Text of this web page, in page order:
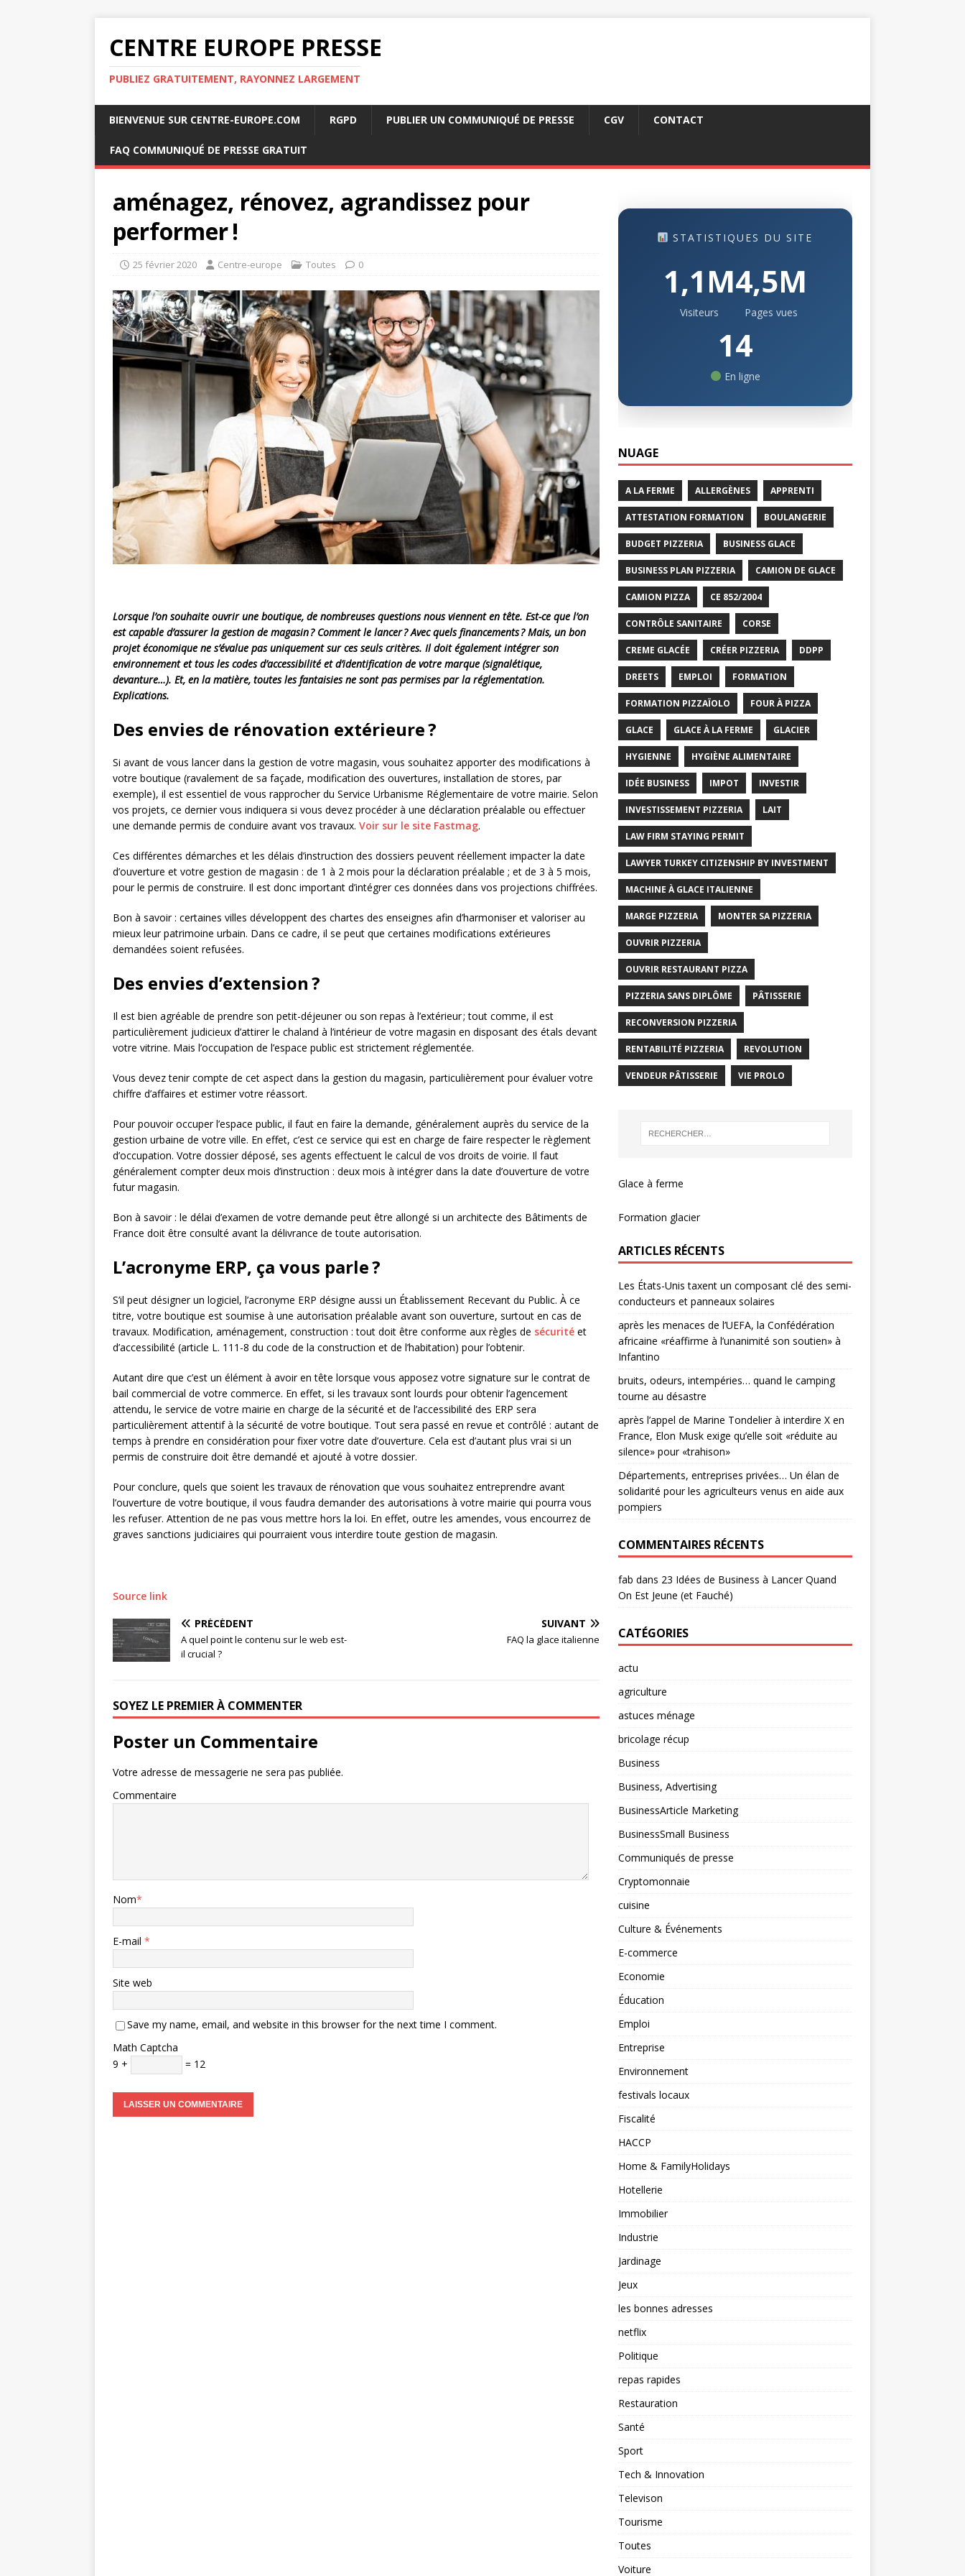
CENTRE EUROPE PRESSE
PUBLIEZ GRATUITEMENT, RAYONNEZ LARGEMENT
BIENVENUE SUR CENTRE-EUROPE.COM RGPD PUBLIER UN COMMUNIQUÉ DE PRESSE CGV CONTACT
FAQ COMMUNIQUÉ DE PRESSE GRATUIT
aménagez, rénovez, agrandissez pour
performer !
25 février 2020 Centre-europe Toutes 0
Lorsque l’on souhaite ouvrir une boutique, de nombreuses questions nous viennent en tête. Est-ce que l’on
est capable d’assurer la gestion de magasin ? Comment le lancer ? Avec quels financements ? Mais, un bon
projet économique ne s’évalue pas uniquement sur ces seuls critères. Il doit également intégrer son
environnement et tous les codes d’accessibilité et d’identification de votre marque (signalétique,
devanture…). Et, en la matière, toutes les fantaisies ne sont pas permises par la réglementation.
Explications.
Des envies de rénovation extérieure ?
Si avant de vous lancer dans la gestion de votre magasin, vous souhaitez apporter des modifications à
votre boutique (ravalement de sa façade, modification des ouvertures, installation de stores, par
exemple), il est essentiel de vous rapprocher du Service Urbanisme Réglementaire de votre mairie. Selon
vos projets, ce dernier vous indiquera si vous devez procéder à une déclaration préalable ou effectuer
une demande permis de conduire avant vos travaux. Voir sur le site Fastmag.
Ces différentes démarches et les délais d’instruction des dossiers peuvent réellement impacter la date
d’ouverture et votre gestion de magasin : de 1 à 2 mois pour la déclaration préalable ; et de 3 à 5 mois,
pour le permis de construire. Il est donc important d’intégrer ces données dans vos projections chiffrées.
Bon à savoir : certaines villes développent des chartes des enseignes afin d’harmoniser et valoriser au
mieux leur patrimoine urbain. Dans ce cadre, il se peut que certaines modifications extérieures
demandées soient refusées.
Des envies d’extension ?
Il est bien agréable de prendre son petit-déjeuner ou son repas à l’extérieur ; tout comme, il est
particulièrement judicieux d’attirer le chaland à l’intérieur de votre magasin en disposant des étals devant
votre vitrine. Mais l’occupation de l’espace public est strictement réglementée.
Vous devez tenir compte de cet aspect dans la gestion du magasin, particulièrement pour évaluer votre
chiffre d’affaires et estimer votre réassort.
Pour pouvoir occuper l’espace public, il faut en faire la demande, généralement auprès du service de la
gestion urbaine de votre ville. En effet, c’est ce service qui est en charge de faire respecter le règlement
d’occupation. Votre dossier déposé, ses agents effectuent le calcul de vos droits de voirie. Il faut
généralement compter deux mois d’instruction : deux mois à intégrer dans la date d’ouverture de votre
futur magasin.
Bon à savoir : le délai d’examen de votre demande peut être allongé si un architecte des Bâtiments de
France doit être consulté avant la délivrance de toute autorisation.
L’acronyme ERP, ça vous parle ?
S’il peut désigner un logiciel, l’acronyme ERP désigne aussi un Établissement Recevant du Public. À ce
titre, votre boutique est soumise à une autorisation préalable avant son ouverture, surtout en cas de
travaux. Modification, aménagement, construction : tout doit être conforme aux règles de sécurité et
d’accessibilité (article L. 111-8 du code de la construction et de l’habitation) pour l’obtenir.
Autant dire que c’est un élément à avoir en tête lorsque vous apposez votre signature sur le contrat de
bail commercial de votre commerce. En effet, si les travaux sont lourds pour obtenir l’agencement
attendu, le service de votre mairie en charge de la sécurité et de l’accessibilité des ERP sera
particulièrement attentif à la sécurité de votre boutique. Tout sera passé en revue et contrôlé : autant de
temps à prendre en considération pour fixer votre date d’ouverture. Cela est d’autant plus vrai si un
permis de construire doit être demandé et ajouté à votre dossier.
Pour conclure, quels que soient les travaux de rénovation que vous souhaitez entreprendre avant
l’ouverture de votre boutique, il vous faudra demander des autorisations à votre mairie qui pourra vous
les refuser. Attention de ne pas vous mettre hors la loi. En effet, outre les amendes, vous encourrez de
graves sanctions judiciaires qui pourraient vous interdire toute gestion de magasin.
Source link
PRÉCÉDENT
A quel point le contenu sur le web est-
il crucial ?
SUIVANT
FAQ la glace italienne
SOYEZ LE PREMIER À COMMENTER
Poster un Commentaire
Votre adresse de messagerie ne sera pas publiée.
Commentaire
Nom*
E-mail *
Site web
Save my name, email, and website in this browser for the next time I comment.
Math Captcha
9 +
= 12
STATISTIQUES DU SITE
1,1M
Visiteurs
4,5M
Pages vues
14
En ligne
NUAGE
A LA FERME ALLERGÈNES APPRENTI
ATTESTATION FORMATION BOULANGERIE
BUDGET PIZZERIA BUSINESS GLACE
BUSINESS PLAN PIZZERIA CAMION DE GLACE
CAMION PIZZA CE 852/2004
CONTRÔLE SANITAIRE CORSE
CREME GLACÉE CRÉER PIZZERIA DDPP
DREETS EMPLOI FORMATION
FORMATION PIZZAÏOLO FOUR À PIZZA
GLACE GLACE À LA FERME GLACIER
HYGIENNE HYGIÈNE ALIMENTAIRE
IDÉE BUSINESS IMPOT INVESTIR
INVESTISSEMENT PIZZERIA LAIT
LAW FIRM STAYING PERMIT
LAWYER TURKEY CITIZENSHIP BY INVESTMENT
MACHINE À GLACE ITALIENNE
MARGE PIZZERIA MONTER SA PIZZERIA
OUVRIR PIZZERIA
OUVRIR RESTAURANT PIZZA
PIZZERIA SANS DIPLÔME PÂTISSERIE
RECONVERSION PIZZERIA
RENTABILITÉ PIZZERIA REVOLUTION
VENDEUR PÂTISSERIE VIE PROLO
Glace à ferme
Formation glacier
ARTICLES RÉCENTS
Les États-Unis taxent un composant clé des semi-
conducteurs et panneaux solaires
après les menaces de l’UEFA, la Confédération
africaine «réaffirme à l’unanimité son soutien» à
Infantino
bruits, odeurs, intempéries… quand le camping
tourne au désastre
après l’appel de Marine Tondelier à interdire X en
France, Elon Musk exige qu’elle soit «réduite au
silence» pour «trahison»
Départements, entreprises privées… Un élan de
solidarité pour les agriculteurs venus en aide aux
pompiers
COMMENTAIRES RÉCENTS
fab dans 23 Idées de Business à Lancer Quand
On Est Jeune (et Fauché)
CATÉGORIES
actu
agriculture
astuces ménage
bricolage récup
Business
Business, Advertising
BusinessArticle Marketing
BusinessSmall Business
Communiqués de presse
Cryptomonnaie
cuisine
Culture & Événements
E-commerce
Economie
Éducation
Emploi
Entreprise
Environnement
festivals locaux
Fiscalité
HACCP
Home & FamilyHolidays
Hotellerie
Immobilier
Industrie
Jardinage
Jeux
les bonnes adresses
netflix
Politique
repas rapides
Restauration
Santé
Sport
Tech & Innovation
Televison
Tourisme
Toutes
Voiture